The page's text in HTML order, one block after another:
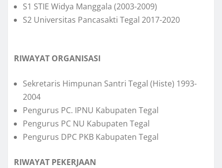
S1 STIE Widya Manggala (2003-2009)
S2 Universitas Pancasakti Tegal 2017-2020
RIWAYAT ORGANISASI
Sekretaris Himpunan Santri Tegal (Histe) 1993-
2004
Pengurus PC. IPNU Kabupaten Tegal
Pengurus PC NU Kabupaten Tegal
Pengurus DPC PKB Kabupaten Tegal
RIWAYAT PEKERJAAN